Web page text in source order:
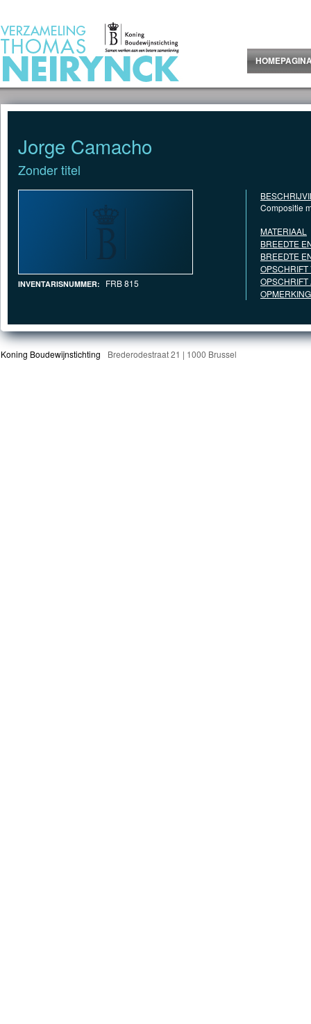
Jorge Camacho
Zonder titel
INVENTARISNUMMER: FRB 815
Compositie
MATERIAAL
BREEDTE
BREEDTE
OPSCHRIFT
Koning Boudewijnstichting Brederodestraat 21 | 1000 Brussel